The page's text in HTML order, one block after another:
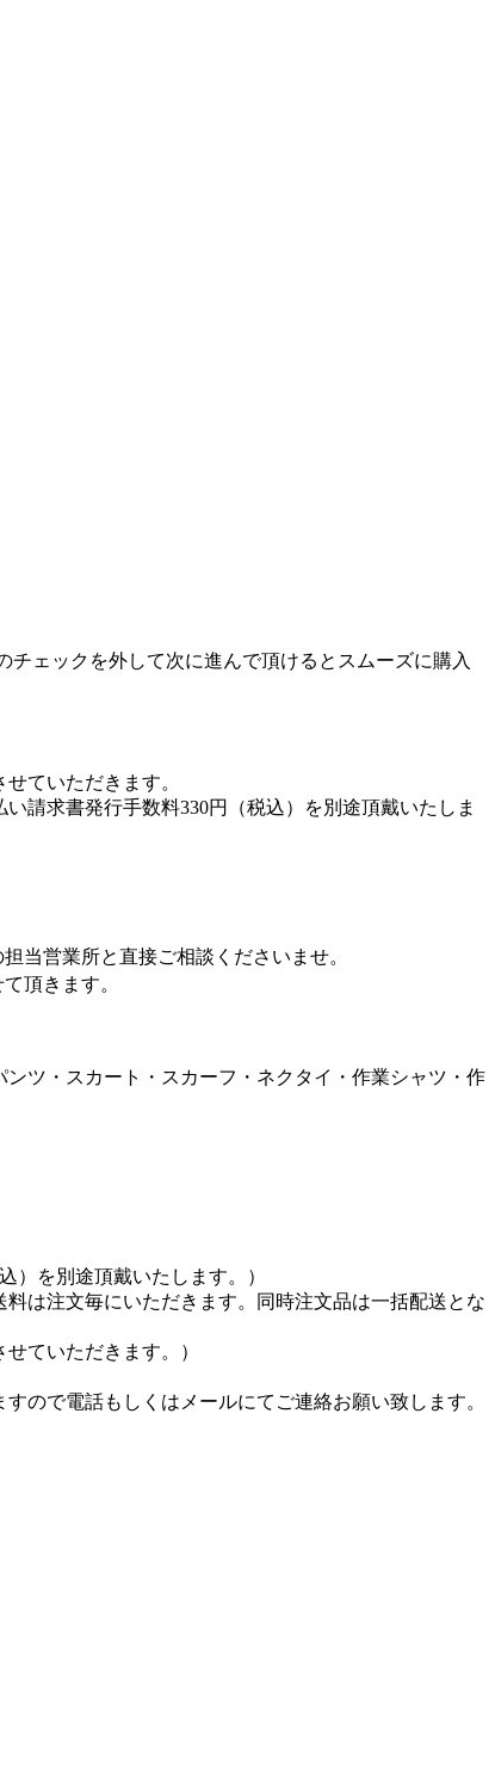
ェックを外して次に進んで頂けるとスムーズに購入
ていただきます。
請求書発行手数料330円（税込）を別途頂戴いたしま
当営業所と直接ご相談くださいませ。
頂きます。
ツ・スカート・スカーフ・ネクタイ・作業シャツ・作
）を別途頂戴いたします。）
は注文毎にいただきます。同時注文品は一括配送とな
ていただきます。）
ので電話もしくはメールにてご連絡お願い致します。